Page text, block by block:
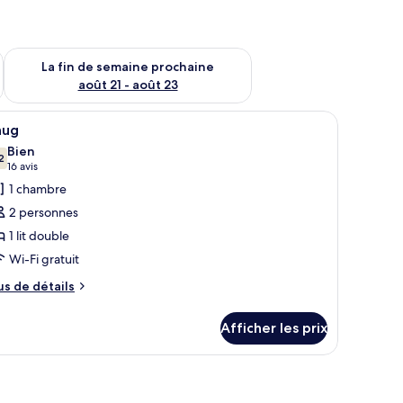
août 14 - août 16
La fin de semaine prochaine
août 21 - août 23
Vérifier la disponibilité pour la fin de semaine prochaine août
à repasser, accès au Wi-Fi (inclus)
:
Snug | Literie de qualité, fer et planche à
4
sur 10
Bien
16 avis
(16 avis)
1 chambre
2 personnes
1 lit double
Wi-Fi gratuit
de détails
Afficher les prix